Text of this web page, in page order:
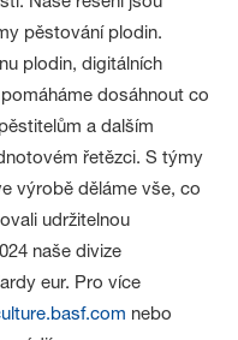
pěstování plodin.
plodin, digitálních
dosáhnout co
a dalším
řetězci. S týmy
výrobě děláme vše, co
udržitelnou
naše divize
eur. Pro více
nebo